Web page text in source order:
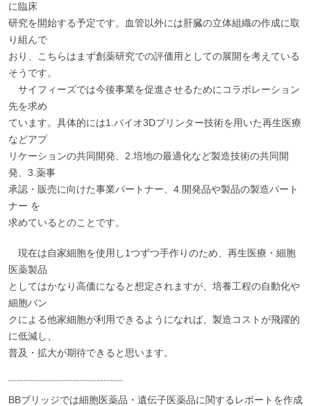
に臨床
研究を開始する予定です。血管以外には肝臓の立体組織の作成に取
り組んで
おり、こちらはまず創薬研究での評価用としての展開を考えている
そうです。
サイフィーズでは今後事業を促進させるためにコラボレーション
先を求め
ています。具体的には1.バイオ3Dプリンター技術を用いた再生医療
などアプ
リケーションの共同開発、2.培地の最適化など製造技術の共同開
発、3.薬事
承認・販売に向けた事業パートナー、4.開発品や製品の製造パート
ナー を
求めているとのことです。
現在は自家細胞を使用し1つずつ手作りのため、再生医療・細胞
医薬製品
としてはかなり高価になると想定されますが、培養工程の自動化や
細胞バン
クによる他家細胞が利用できるようになれば、製造コストが飛躍的
に低減し、
普及・拡大が期待できると思います。
¨¨¨¨¨¨¨¨¨¨¨¨¨¨¨¨¨¨¨¨¨¨¨¨¨¨¨¨¨¨¨¨¨
BBブリッジでは細胞医薬品・遺伝子医薬品に関するレポートを作成